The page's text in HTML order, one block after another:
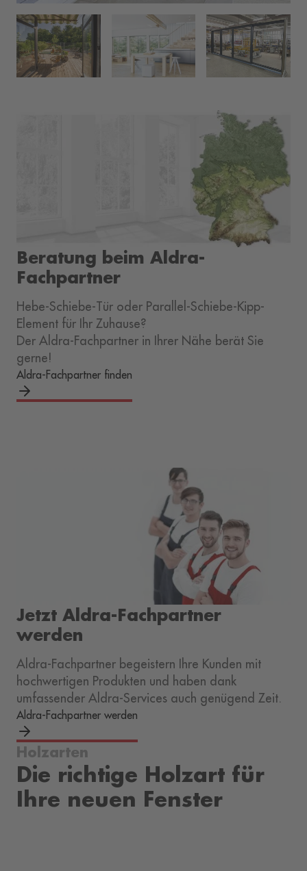
Beratung beim Aldra-
Fachpartner
Hebe-Schiebe-Tür oder Parallel-Schiebe-Kipp-
Element für Ihr Zuhause?
Der Aldra-Fachpartner in Ihrer Nähe berät Sie
gerne!
Aldra-Fachpartner finden
Jetzt Aldra-Fachpartner
werden
Aldra-Fachpartner begeistern Ihre Kunden mit
hochwertigen Produkten und haben dank
umfassender Aldra-Services auch genügend Zeit.
Aldra-Fachpartner werden
Holzarten
Die richtige Holzart für
Ihre neuen Fenster